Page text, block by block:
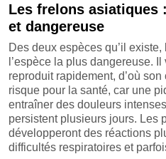
Les frelons asiatiques
et dangereuse
Des deux espèces qu’il
l’espèce la plus dangereuse.
reproduit rapidement, d’où
risque pour la santé, car une
entraîner des douleurs
persistent plusieurs jours. Les
développeront des réactions
difficultés respiratoires et